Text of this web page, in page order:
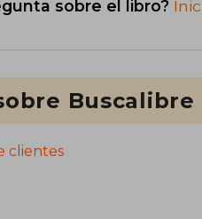
sobre el libro?
Buscalibre
clientes